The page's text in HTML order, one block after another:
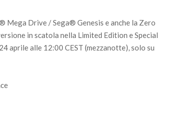
Mega Drive / Sega® Genesis e anche la Zero
in scatola nella Limited Edition e Special
aprile alle 12:00 CEST (mezzanotte), solo su